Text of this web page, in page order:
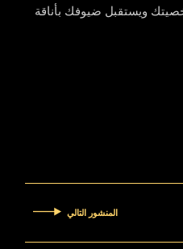
ويستقبل ضيوفك بأناقة
المنشور التالي